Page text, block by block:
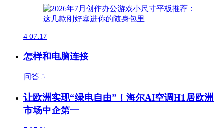
4 07.17
怎样和电脑连接
问答 5
让欧洲实现“绿电自由”！海尔AI空调H1居欧洲
市场中企第一